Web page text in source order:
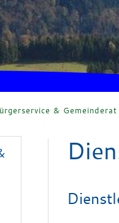
& Gemeinderat